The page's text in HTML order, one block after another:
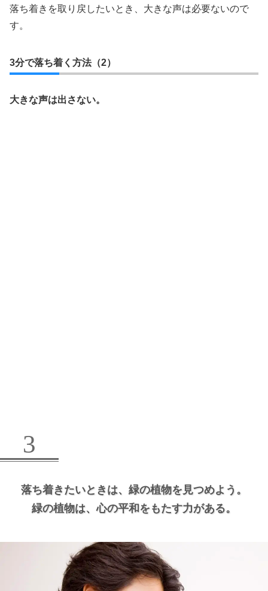
落ち着きを取り戻したいとき、大きな声は必要ないので
す。
3分で落ち着く方法（2）
大きな声は出さない。
3
落ち着きたいときは、 緑の植物を見つめよう。
緑の植物は、心の平和をもたす力がある。